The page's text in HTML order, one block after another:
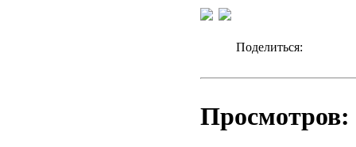
Поделиться:
Просмотров: